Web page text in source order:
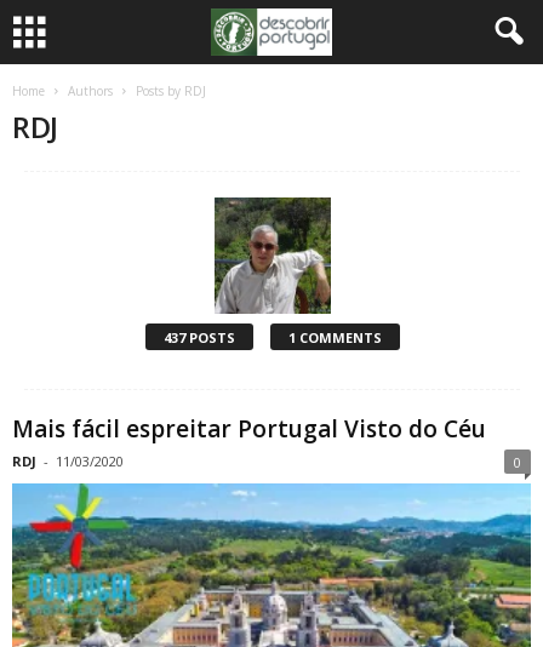
Home Authors Posts by RDJ
RDJ
437 POSTS 1 COMMENTS
Mais fácil espreitar Portugal Visto do Céu
RDJ - 11/03/2020 0